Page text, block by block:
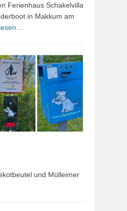
Ferienhaus Schakelvilla
in Makkum am
und Mülleimer